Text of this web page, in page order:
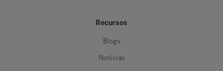
Recursos
Blogs
Noticias